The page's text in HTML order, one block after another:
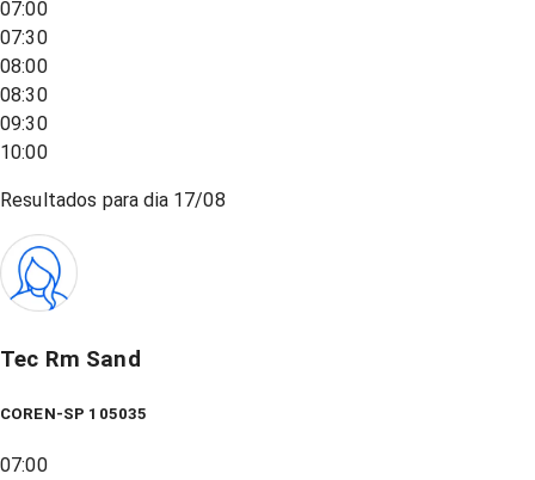
07:00
07:30
08:00
08:30
09:30
10:00
Resultados para dia 17/08
Tec Rm Sand
COREN-SP 105035
07:00